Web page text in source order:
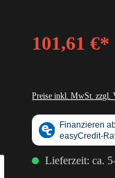
101,61 €*
Preise inkl. MwSt. zzgl.
Lieferzeit: ca.